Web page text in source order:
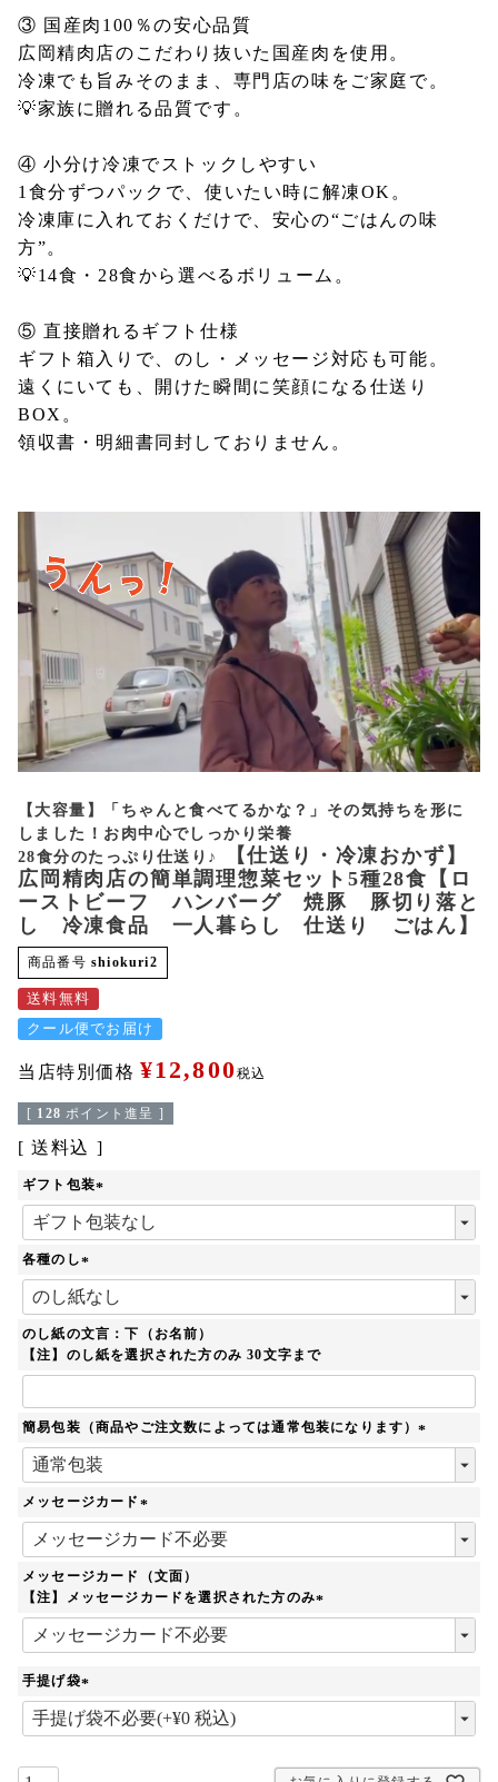
③ 国産肉100％の安心品質
広岡精肉店のこだわり抜いた国産肉を使用。
冷凍でも旨みそのまま、専門店の味をご家庭で。
💡家族に贈れる品質です。
④ 小分け冷凍でストックしやすい
1食分ずつパックで、使いたい時に解凍OK。
冷凍庫に入れておくだけで、安心の“ごはんの味
方”。
💡14食・28食から選べるボリューム。
⑤ 直接贈れるギフト仕様
ギフト箱入りで、のし・メッセージ対応も可能。
遠くにいても、開けた瞬間に笑顔になる仕送り
BOX。
領収書・明細書同封しておりません。
【大容量】「ちゃんと食べてるかな？」その気持ちを形に
しました！お肉中心でしっかり栄養
28食分のたっぷり仕送り♪
【仕送り・冷凍おかず】
広岡精肉店の簡単調理惣菜セット5種28食【ロ
ーストビーフ ハンバーグ 焼豚 豚切り落と
し 冷凍食品 一人暮らし 仕送り ごはん】
商品番号 shiokuri2
送料無料
クール便でお届け
当店特別価格 ¥12,800税込
[ 128 ポイント進呈 ]
送料込
ギフト包装
必
各種のし
(
必
須
)
のし紙の文言：下（お名前）
【注】のし紙を選択された方のみ 30文字まで
簡易包装（商品やご注文数によっては通常包装になります）
メッセージカード
須
)
メッセージカード（文面）
【注】メッセージカードを選択された方のみ
手提げ袋
(
必